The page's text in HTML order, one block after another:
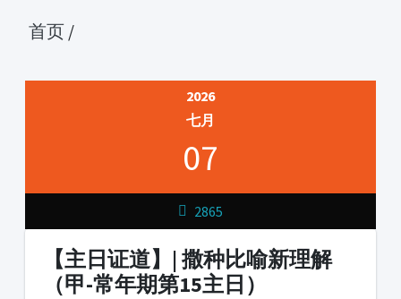
首页 /
2026
七月
07
2865
【主日证道】| 撒种比喻新理解
（甲-常年期第15主日）